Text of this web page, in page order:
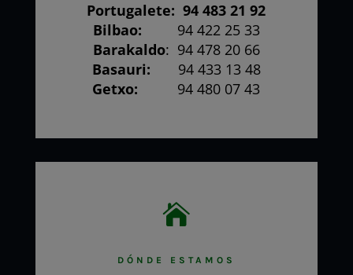
Portugalete: 94 483 21 92
Bilbao:
94 422 25 33
Barakaldo: 94 478 20 66
Basauri:
94 433 13 48
Getxo:
94 480 07 43

DÓNDE ESTAMOS